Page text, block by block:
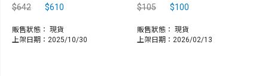
$642 $610
販售狀態： 現貨
上架日期：2025/10/30
$105 $100
販售狀態： 現貨
上架日期：2026/02/13